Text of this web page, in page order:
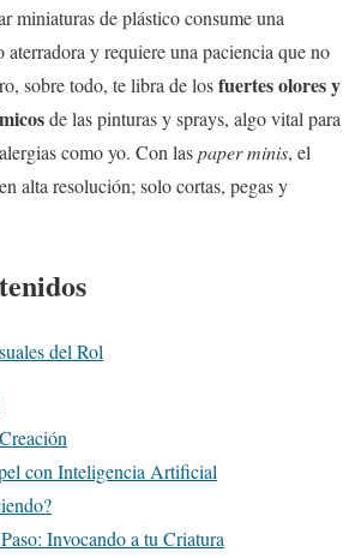
miniaturas de plástico consume una
aterradora y requiere una paciencia que no
sobre todo, te libra de losfuertes olores y
de las pinturas y sprays, algo vital para
como yo. Con laspaper minis, el
alta resolución; solo cortas, pegas y
del Rol
con Inteligencia Artificial
Invocando a tu Criatura